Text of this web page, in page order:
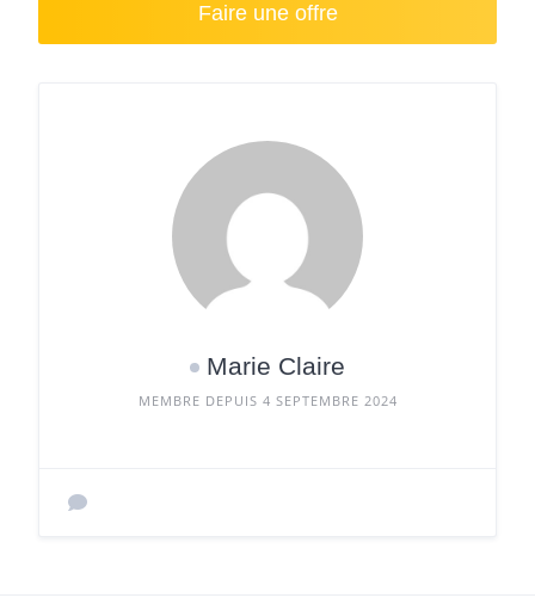
Faire une offre
Marie Claire
MEMBRE DEPUIS 4 SEPTEMBRE 2024